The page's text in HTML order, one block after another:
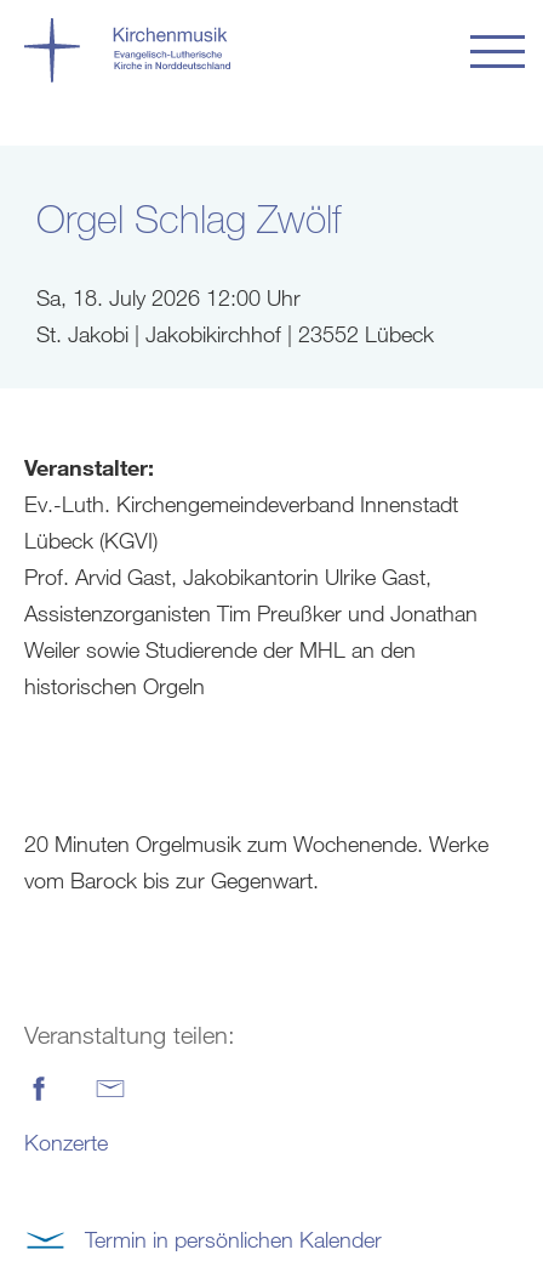
Orgel Schlag Zwölf
Sa, 18. July 2026 12:00 Uhr
St. Jakobi | Jakobikirchhof | 23552 Lübeck
Veranstalter:
Ev.-Luth. Kirchengemeindeverband Innenstadt
Lübeck (KGVI)
Prof. Arvid Gast, Jakobikantorin Ulrike Gast,
Assistenzorganisten Tim Preußker und Jonathan
Weiler sowie Studierende der MHL an den
historischen Orgeln
20 Minuten Orgelmusik zum Wochenende. Werke
vom Barock bis zur Gegenwart.
Veranstaltung teilen:
Konzerte
Termin in persönlichen Kalender